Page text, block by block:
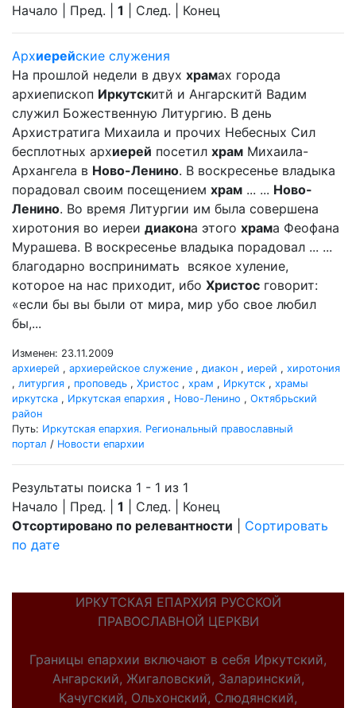
Начало | Пред. | 1 | След. | Конец
Архиерейские служения
На прошлой недели в двух храмах города
архиепископ Иркутскитй и Ангарскитй Вадим
служил Божественную Литургию. В день
Архистратига Михаила и прочих Небесных Сил
бесплотных архиерей посетил храм Михаила-
Архангела в Ново-Ленино. В воскресенье владыка
порадовал своим посещением храм ... ... Ново-
Ленино. Во время Литургии им была совершена
хиротония во иереи диакона этого храма Феофана
Мурашева. В воскресенье владыка порадовал ... ...
благодарно воспринимать всякое хуление,
которое на нас приходит, ибо Христос говорит:
«если бы вы были от мира, мир убо свое любил
бы,...
Изменен: 23.11.2009
архиерей , архиерейское служение , диакон , иерей , хиротония
, литургия , проповедь , Христос , храм , Иркутск , храмы
иркутска , Иркутская епархия , Ново-Ленино , Октябрьский
район
Путь: Иркутская епархия. Региональный православный
портал / Новости епархии
Результаты поиска 1 - 1 из 1
Начало | Пред. | 1 | След. | Конец
Отсортировано по релевантности
Сортировать
по дате
ИРКУТСКАЯ ЕПАРХИЯ РУССКОЙ
ПРАВОСЛАВНОЙ ЦЕРКВИ
Границы епархии включают в себя Иркутский,
Ангарский, Жигаловский, Заларинский,
Качугский, Ольхонский, Слюдянский,